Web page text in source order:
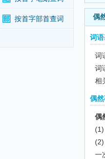
按首字部首查词 偶
词
词
词
相
偶
偶
(1)
(2)
一